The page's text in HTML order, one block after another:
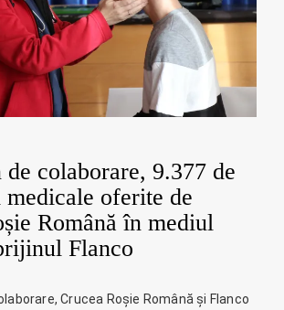
de colaborare, 9.377 de
oferite de
Română în mediul
Flanco
Crucea Roșie Română și Flanco